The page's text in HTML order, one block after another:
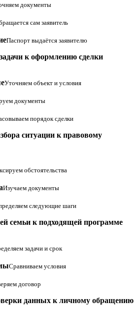
документы
сам заявитель
Паспорт выдаётся заявителю
к оформлению сделки
Уточняем объект и условия
документы
порядок сделки
ситуации к правовому
обстоятельства
Изучаем документы
следующие шаги
семьи к подходящей программе
задачи и срок
Сравниваем условия
договор
данных к личному обращению